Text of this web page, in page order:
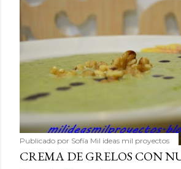
Publicado por Sofía Mil ideas mil proyectos
CREMA DE GRELOS CON